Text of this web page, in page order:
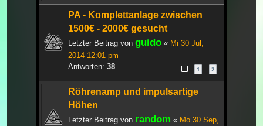
PA - Komplettanlage zwischen
1500€ - 2000€ gesucht
Letzter Beitrag von guido « Mi 30 Jul,
2014 12:01 pm
Antworten: 38 1 2
Röhrenamp und impulsartige
Höhen
Letzter Beitrag von random « Mo 30 Sep,